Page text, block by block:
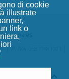
di cookie
illustrate
link o
Cookies
|P. IVA